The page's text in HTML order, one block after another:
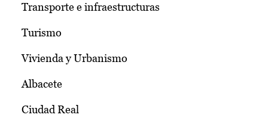
Transporte e infraestructuras
Turismo
Vivienda y Urbanismo
Albacete
Ciudad Real